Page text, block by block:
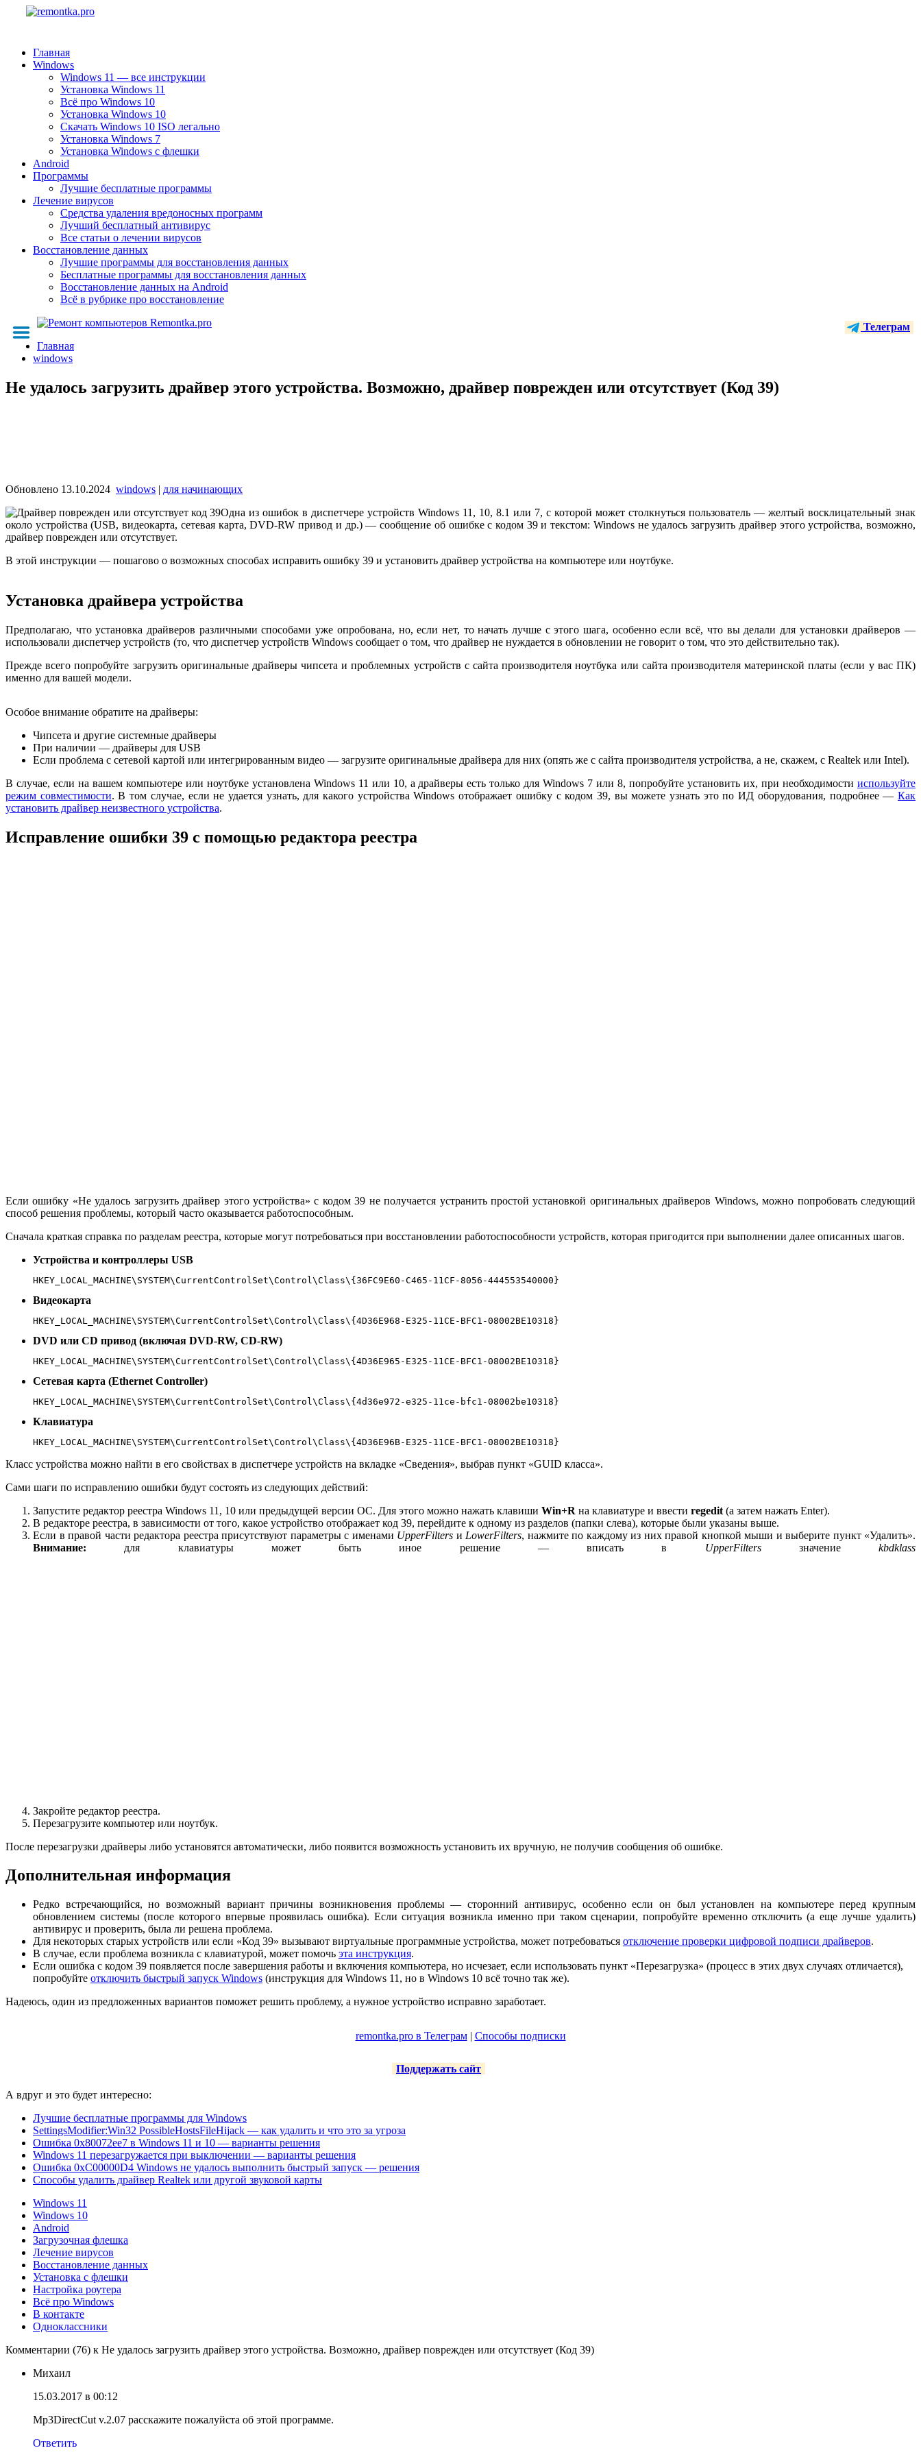
Главная
Windows
Windows 11 — все инструкции
Установка Windows 11
Всё про Windows 10
Установка Windows 10
Скачать Windows 10 ISO легально
Установка Windows 7
Установка Windows с флешки
Android
Программы
Лучшие бесплатные программы
Лечение вирусов
Средства удаления вредоносных программ
Лучший бесплатный антивирус
Все статьи о лечении вирусов
Восстановление данных
Лучшие программы для восстановления данных
Бесплатные программы для восстановления данных
Восстановление данных на Android
Всё в рубрике про восстановление
Телеграм
Главная
windows
Не удалось загрузить драйвер этого устройства. Возможно, драйвер поврежден или отсутствует (Код 39)
Обновлено 13.10.2024 windows | для начинающих
Одна из ошибок в диспетчере устройств Windows 11, 10, 8.1 или 7, с которой может столкнуться пользователь — желтый восклицательный знак
около устройства (USB, видеокарта, сетевая карта, DVD-RW привод и др.) — сообщение об ошибке с кодом 39 и текстом: Windows не удалось загрузить драйвер этого устройства, возможно,
драйвер поврежден или отсутствует.
В этой инструкции — пошагово о возможных способах исправить ошибку 39 и установить драйвер устройства на компьютере или ноутбуке.
Установка драйвера устройства
Предполагаю, что установка драйверов различными способами уже опробована, но, если нет, то начать лучше с этого шага, особенно если всё, что вы делали для установки драйверов —
использовали диспетчер устройств (то, что диспетчер устройств Windows сообщает о том, что драйвер не нуждается в обновлении не говорит о том, что это действительно так).
Прежде всего попробуйте загрузить оригинальные драйверы чипсета и проблемных устройств с сайта производителя ноутбука или сайта производителя материнской платы (если у вас ПК)
именно для вашей модели.
Особое внимание обратите на драйверы:
Чипсета и другие системные драйверы
При наличии — драйверы для USB
Если проблема с сетевой картой или интегрированным видео — загрузите оригинальные драйвера для них (опять же с сайта производителя устройства, а не, скажем, с Realtek или Intel).
В случае, если на вашем компьютере или ноутбуке установлена Windows 11 или 10, а драйверы есть только для Windows 7 или 8, попробуйте установить их, при необходимости используйте
режим совместимости. В том случае, если не удается узнать, для какого устройства Windows отображает ошибку с кодом 39, вы можете узнать это по ИД оборудования, подробнее —Как
установить драйвер неизвестного устройства.
Исправление ошибки 39 с помощью редактора реестра
Если ошибку «Не удалось загрузить драйвер этого устройства» с кодом 39 не получается устранить простой установкой оригинальных драйверов Windows, можно попробовать следующий
способ решения проблемы, который часто оказывается работоспособным.
Сначала краткая справка по разделам реестра, которые могут потребоваться при восстановлении работоспособности устройств, которая пригодится при выполнении далее описанных шагов.
Устройства и контроллеры USB
HKEY_LOCAL_MACHINE\SYSTEM\CurrentControlSet\Control\Class\{36FC9E60-C465-11CF-8056-444553540000}
Видеокарта
HKEY_LOCAL_MACHINE\SYSTEM\CurrentControlSet\Control\Class\{4D36E968-E325-11CE-BFC1-08002BE10318}
DVD или CD привод (включая DVD-RW, CD-RW)
HKEY_LOCAL_MACHINE\SYSTEM\CurrentControlSet\Control\Class\{4D36E965-E325-11CE-BFC1-08002BE10318}
Сетевая карта (Ethernet Controller)
HKEY_LOCAL_MACHINE\SYSTEM\CurrentControlSet\Control\Class\{4d36e972-e325-11ce-bfc1-08002be10318}
Клавиатура
HKEY_LOCAL_MACHINE\SYSTEM\CurrentControlSet\Control\Class\{4D36E96B-E325-11CE-BFC1-08002BE10318}
Класс устройства можно найти в его свойствах в диспетчере устройств на вкладке «Сведения», выбрав пункт «GUID класса».
Сами шаги по исправлению ошибки будут состоять из следующих действий:
Запустите редактор реестра Windows 11, 10 или предыдущей версии ОС. Для этого можно нажать клавиши Win+R на клавиатуре и ввести regedit (а затем нажать Enter).
В редакторе реестра, в зависимости от того, какое устройство отображает код 39, перейдите к одному из разделов (папки слева), которые были указаны выше.
Если в правой части редактора реестра присутствуют параметры с именами UpperFilters и LowerFilters, нажмите по каждому из них правой кнопкой мыши и выберите пункт «Удалить».
Внимание: для клавиатуры может быть иное решение — вписать в UpperFiltersзначение kbdklass
Закройте редактор реестра.
Перезагрузите компьютер или ноутбук.
После перезагрузки драйверы либо установятся автоматически, либо появится возможность установить их вручную, не получив сообщения об ошибке.
Дополнительная информация
Редко встречающийся, но возможный вариант причины возникновения проблемы — сторонний антивирус, особенно если он был установлен на компьютере перед крупным
обновлением системы (после которого впервые проявилась ошибка). Если ситуация возникла именно при таком сценарии, попробуйте временно отключить (а еще лучше удалить)
антивирус и проверить, была ли решена проблема.
Для некоторых старых устройств или если «Код 39» вызывают виртуальные программные устройства, может потребоваться отключение проверки цифровой подписи драйверов.
В случае, если проблема возникла с клавиатурой, может помочь эта инструкция.
Если ошибка с кодом 39 появляется после завершения работы и включения компьютера, но исчезает, если использовать пункт «Перезагрузка» (процесс в этих двух случаях отличается),
попробуйте отключить быстрый запуск Windows (инструкция для Windows 11, но в Windows 10 всё точно так же).
Надеюсь, один из предложенных вариантов поможет решить проблему, а нужное устройство исправно заработает.
remontka.pro в Телеграм| Способы подписки
Поддержать сайт
А вдруг и это будет интересно:
Лучшие бесплатные программы для Windows
SettingsModifier:Win32 PossibleHostsFileHijack — как удалить и что это за угроза
Ошибка 0x80072ee7 в Windows 11 и 10 — варианты решения
Windows 11 перезагружается при выключении — варианты решения
Ошибка 0xC00000D4 Windows не удалось выполнить быстрый запуск — решения
Способы удалить драйвер Realtek или другой звуковой карты
Windows 11
Windows 10
Android
Загрузочная флешка
Лечение вирусов
Восстановление данных
Установка с флешки
Настройка роутера
Всё про Windows
В контакте
Одноклассники
Комментарии (76) к Не удалось загрузить драйвер этого устройства. Возможно, драйвер поврежден или отсутствует (Код 39)
Михаил
15.03.2017 в 00:12
Mp3DirectCut v.2.07 расскажите пожалуйста об этой программе.
Ответить